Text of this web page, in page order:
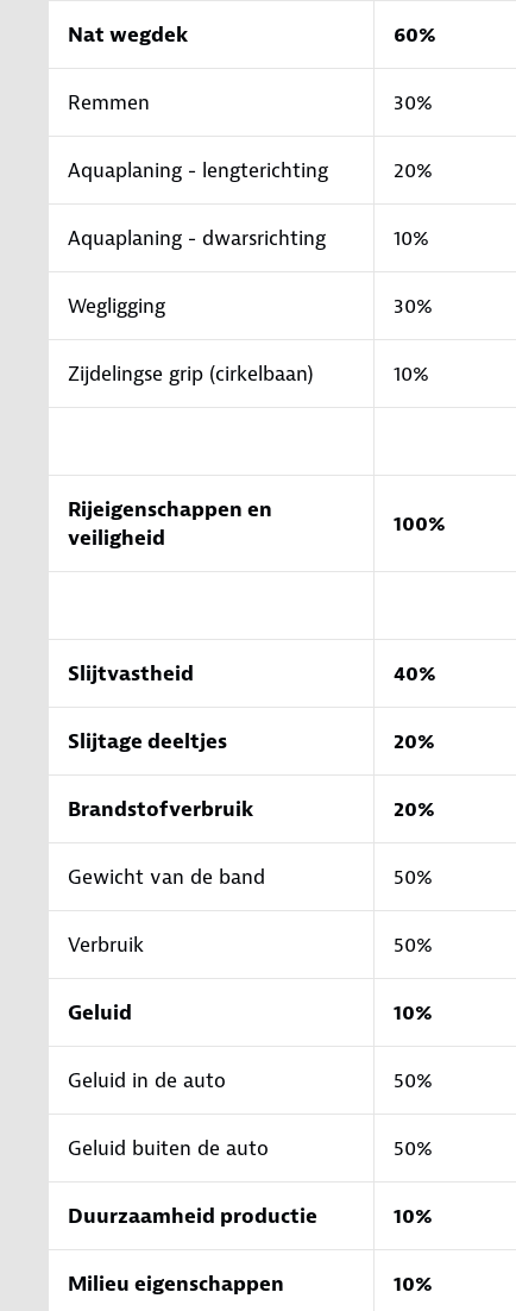
Nat wegdek 60%
Remmen 30%
Aquaplaning - lengterichting 20%
Aquaplaning - dwarsrichting 10%
Wegligging 30%
Zijdelingse grip (cirkelbaan) 10%
Rijeigenschappen en
veiligheid
100%
Slijtvastheid 40%
Slijtage deeltjes 20%
Brandstofverbruik 20%
Gewicht van de band 50%
Verbruik 50%
Geluid 10%
Geluid in de auto 50%
Geluid buiten de auto 50%
Duurzaamheid productie 10%
Milieu eigenschappen 10%